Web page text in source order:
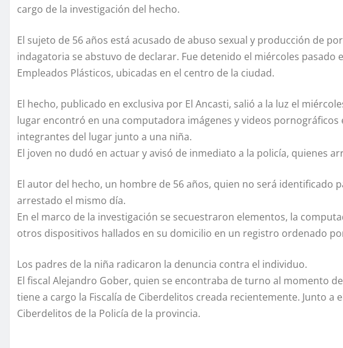
cargo de la investigación del hecho.
El sujeto de 56 años está acusado de abuso sexual y producción de
indagatoria se abstuvo de declarar. Fue detenido el miércoles pasado
Empleados Plásticos, ubicadas en el centro de la ciudad.
El hecho, publicado en exclusiva por El Ancasti, salió a la luz el
lugar encontró en una computadora imágenes y videos pornográficos
integrantes del lugar junto a una niña.
El joven no dudó en actuar y avisó de inmediato a la policía, quienes
El autor del hecho, un hombre de 56 años, quien no será identificado
arrestado el mismo día.
En el marco de la investigación se secuestraron elementos, la
otros dispositivos hallados en su domicilio en un registro ordenado
Los padres de la niña radicaron la denuncia contra el individuo.
El fiscal Alejandro Gober, quien se encontraba de turno al momento
tiene a cargo la Fiscalía de Ciberdelitos creada recientemente. Junto a
Ciberdelitos de la Policía de la provincia.